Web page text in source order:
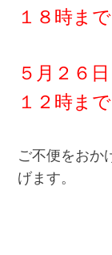
１８時まで
５月２６
１２時まで
ご不便をおか
げます。